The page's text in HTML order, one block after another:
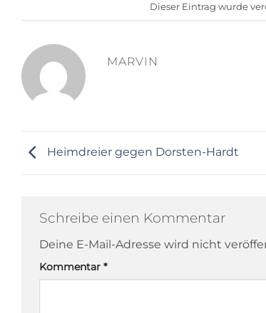
Dieser Eintrag wurde
MARVIN
Heimdreier gegen Dorsten-Hardt
Schreibe einen Kommentar
Deine E-Mail-Adresse wird nicht
Kommentar *